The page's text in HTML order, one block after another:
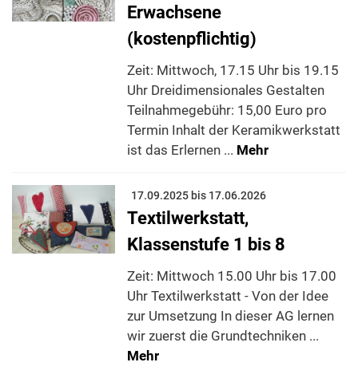
Erwachsene
(kostenpflichtig)
Zeit: Mittwoch, 17.15 Uhr bis 19.15
Uhr Dreidimensionales Gestalten
Teilnahmegebühr: 15,00 Euro pro
Termin Inhalt der Keramikwerkstatt
ist das Erlernen ... Mehr
17.09.2025 bis 17.06.2026
Textilwerkstatt,
Klassenstufe 1 bis 8
Zeit: Mittwoch 15.00 Uhr bis 17.00
Uhr Textilwerkstatt - Von der Idee
zur Umsetzung In dieser AG lernen
wir zuerst die Grundtechniken ...
Mehr